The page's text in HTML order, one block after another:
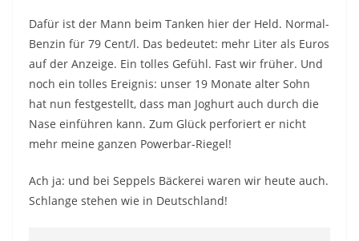
Dafür ist der Mann beim Tanken hier der Held. Normal-
Benzin für 79 Cent/l. Das bedeutet: mehr Liter als Euros
auf der Anzeige. Ein tolles Gefühl. Fast wir früher. Und
noch ein tolles Ereignis: unser 19 Monate alter Sohn
hat nun festgestellt, dass man Joghurt auch durch die
Nase einführen kann. Zum Glück perforiert er nicht
mehr meine ganzen Powerbar-Riegel!
Ach ja: und bei Seppels Bäckerei waren wir heute auch.
Schlange stehen wie in Deutschland!